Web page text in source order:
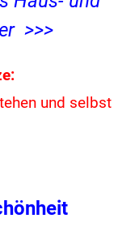
>>>
und selbst